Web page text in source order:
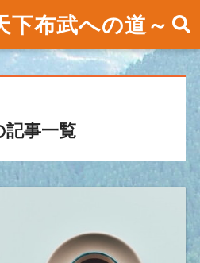
下布武への道～
記事一覧